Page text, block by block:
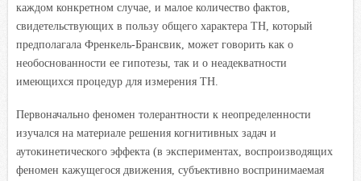
каждом конкретном случае, и малое количество фактов,
свидетельствующих в пользу общего характера ТН, который
предполагала Френкель-Брансвик, может говорить как о
необоснованности ее гипотезы, так и о неадекватности
имеющихся процедур для измерения ТН.
Первоначально феномен толерантности к неопределенности
изучался на материале решения когнитивных задач и
аутокинетического эффекта (в экспериментах, воспроизводящих
феномен кажущегося движения, субъективно воспринимаемая